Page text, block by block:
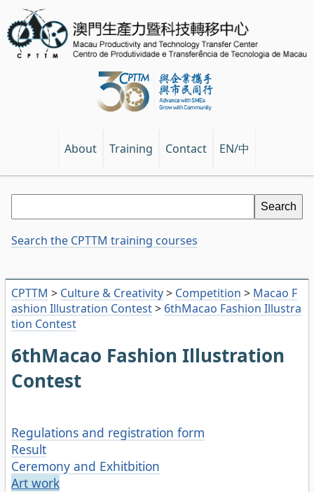
About Training Contact EN/中
CPTTM > Culture & Creativity> Competition > Macao F
ashion Illustration Contest> 6thMacao Fashion Illustra
tion Contest
6thMacao Fashion Illustration
Contest
Regulations and registration form
Result
Ceremony and Exhitbition
Art work
Search the CPTTM training courses